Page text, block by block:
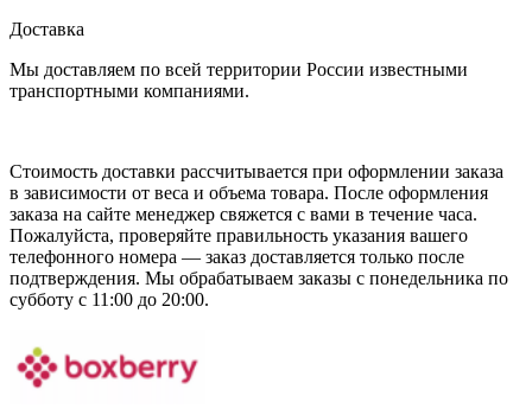
Доставка
Мы доставляем по всей территории России известными
транспортными компаниями.
Стоимость доставки рассчитывается при оформлении заказа
в зависимости от веса и объема товара. После оформления
заказа на сайте менеджер свяжется с вами в течение часа.
Пожалуйста, проверяйте правильность указания вашего
телефонного номера — заказ доставляется только после
подтверждения. Мы обрабатываем заказы с понедельника по
субботу с 11:00 до 20:00.